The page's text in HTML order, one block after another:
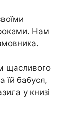
Нам
щасливого
їй бабуся,
у книзі